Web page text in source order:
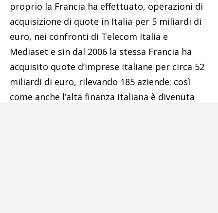
proprio la Francia ha effettuato, operazioni di
acquisizione di quote in Italia per 5 miliardi di
euro, nei confronti di Telecom Italia e
Mediaset e sin dal 2006 la stessa Francia ha
acquisito quote d’imprese italiane per circa 52
miliardi di euro, rilevando 185 aziende: così
come anche l’alta finanza italiana è divenuta